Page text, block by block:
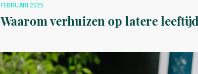
FEBRUARI 2025
Waarom verhuizen op latere